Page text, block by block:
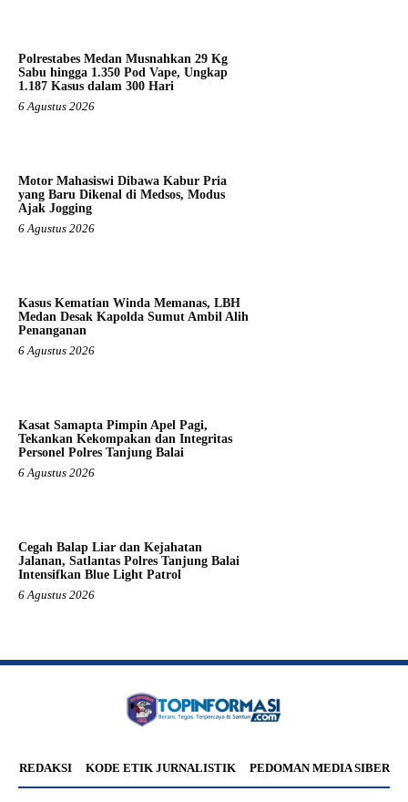
Polrestabes Medan Musnahkan 29 Kg
Sabu hingga 1.350 Pod Vape, Ungkap
1.187 Kasus dalam 300 Hari
6 Agustus 2026
Motor Mahasiswi Dibawa Kabur Pria
yang Baru Dikenal di Medsos, Modus
Ajak Jogging
6 Agustus 2026
Kasus Kematian Winda Memanas, LBH
Medan Desak Kapolda Sumut Ambil Alih
Penanganan
6 Agustus 2026
Kasat Samapta Pimpin Apel Pagi,
Tekankan Kekompakan dan Integritas
Personel Polres Tanjung Balai
6 Agustus 2026
Cegah Balap Liar dan Kejahatan
Jalanan, Satlantas Polres Tanjung Balai
Intensifkan Blue Light Patrol
6 Agustus 2026
REDAKSI KODE ETIK JURNALISTIK PEDOMAN MEDIA SIBER